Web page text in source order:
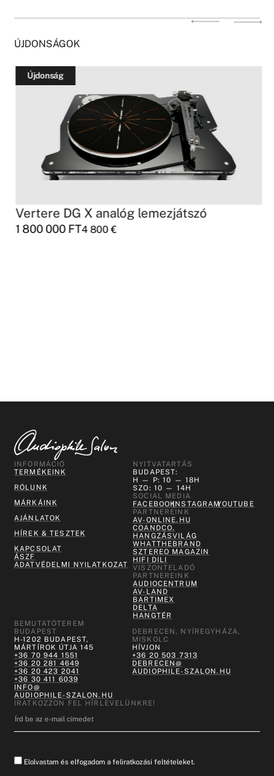
ÚJDONSÁGOK
Újdonság
Vertere DG X analóg lemezjátszó
1 800 000FT4 800 €
INFORMÁCIÓ
TERMÉKEINK
RÓLUNK
MÁRKÁINK
AJÁNLATOK
HÍREK & TESZTEK
KAPCSOLAT
ÁSZF
ADATVÉDELMI NYILATKOZAT
NYITVATARTÁS
BUDAPEST:
H — P: 10 — 18H
SZO: 10 — 14H
SOCIAL MEDIA
FACEBOOKINSTAGRAMYOUTUBE
PARTNEREINK
AV-ONLINE.HU
COANDCO.
HANGZÁSVILÁG
WHATTHEBRAND
SZTEREO MAGAZIN
HIFI DILI
VISZONTELADÓ
PARTNEREINK
AUDIOCENTRUM
AV-LAND
BARTIMEX
DELTA
HANGTÉR
BEMUTATÓTEREM
BUDAPEST
H-1202 BUDAPEST,
MÁRTÍROK ÚTJA 145
+36 70 944 1551
+36 20 281 4649
+36 20 423 2041
+36 30 411 6039
INFO@
AUDIOPHILE-SZALON.HU
DEBRECEN, NYÍREGYHÁZA,
MISKOLC
HÍVJON
+36 20 503 7313
DEBRECEN@
AUDIOPHILE-SZALON.HU
IRATKOZZON FEL HÍRLEVELÜNKRE!
Elolvastam és elfogadom a feliratkozási feltételeket.